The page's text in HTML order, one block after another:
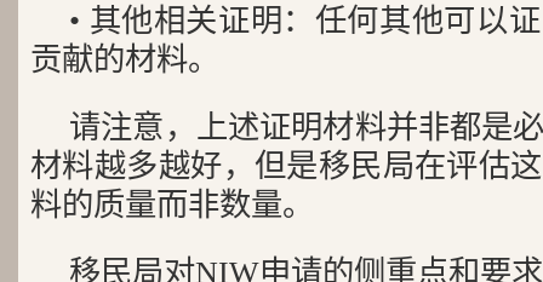
• 其他相关证明：任何其他可以
贡献的材料。
请注意，上述证明材料并非都是
材料越多越好，但是移民局在评估
料的质量而非数量。
移民局对NIW申请的侧重点和要